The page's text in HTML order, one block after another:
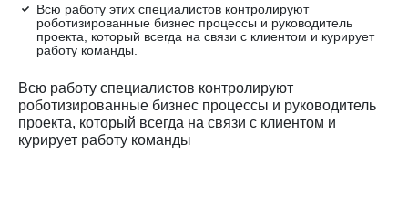
Всю работу этих специалистов контролируют
роботизированные бизнес процессы и руководитель
проекта, который всегда на связи с клиентом и курирует
работу команды.
Всю работу специалистов контролируют
роботизированные бизнес процессы и руководитель
проекта, который всегда на связи с клиентом и
курирует работу команды